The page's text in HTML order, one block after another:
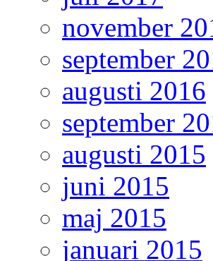
november
september
augusti 2016
september
augusti 2015
juni 2015
maj 2015
januari 2015